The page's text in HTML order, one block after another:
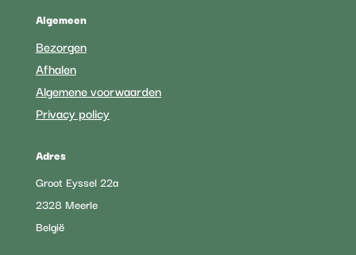
Algemeen
Bezorgen
Afhalen
Algemene voorwaarden
Privacy policy
Adres
Groot Eyssel 22a
2328 Meerle
België